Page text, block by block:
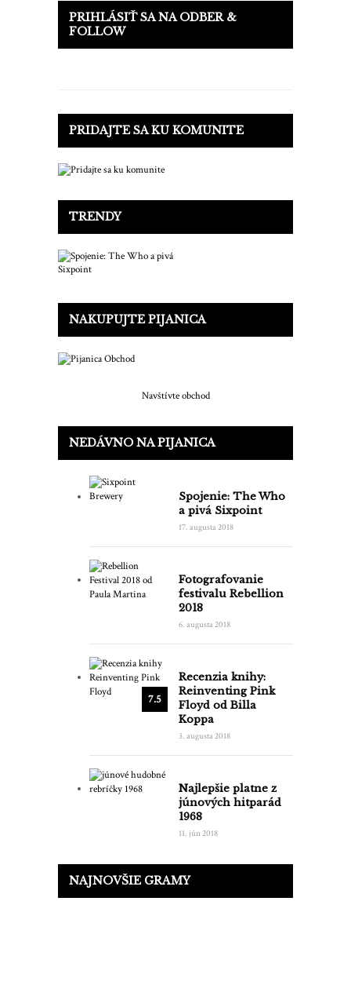
PRIHLÁSIŤ SA NA ODBER &
FOLLOW
PRIDAJTE SA KU KOMUNITE
TRENDY
NAKUPUJTE PIJANICA
Navštívte obchod
NEDÁVNO NA PIJANICA
Spojenie: The Who
a pivá Sixpoint
17. augusta 2018
Fotografovanie
festivalu Rebellion
2018
6. augusta 2018
7.5
Recenzia knihy:
Reinventing Pink
Floyd od Billa
Koppa
3. augusta 2018
Najlepšie platne z
júnových hitparád
1968
11. jún 2018
NAJNOVŠIE GRAMY